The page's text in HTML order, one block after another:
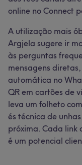
online no Connect
A utilização mais
Argjela sugere ir
às perguntas
mensagens
automática no
QR em cartões de
leva um folheto
és técnica de
próxima. Cada
é um potencial